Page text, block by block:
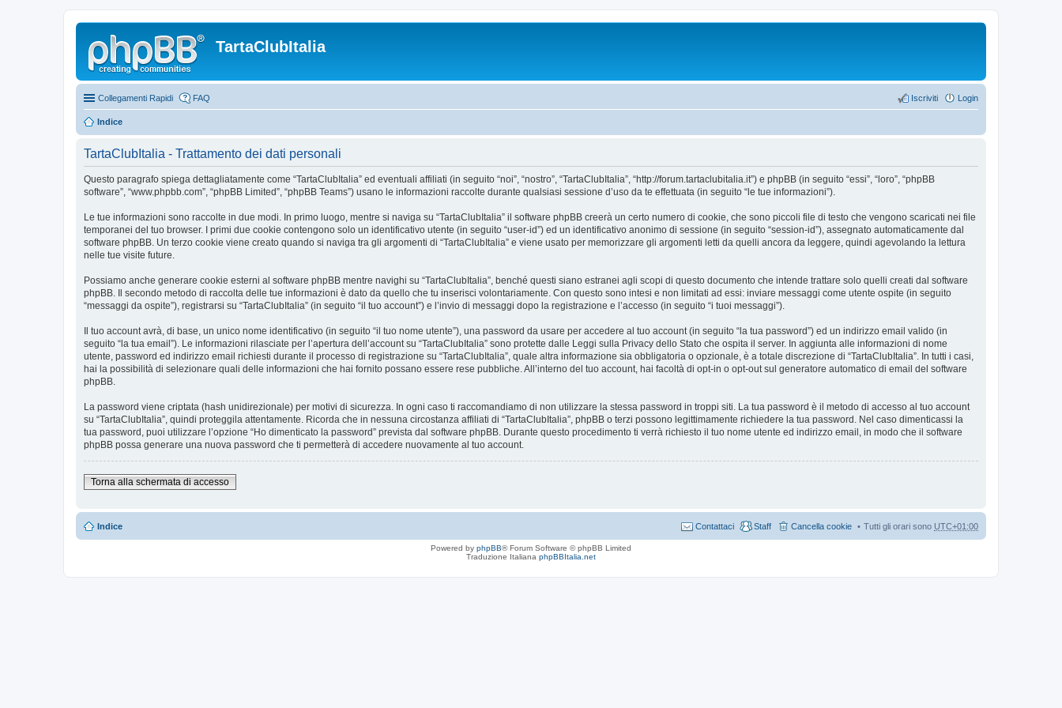
TartaClubItalia
Collegamenti Rapidi FAQ Login
Iscriviti
Indice
TartaClubItalia - Trattamento dei dati personali
Questo paragrafo spiega dettagliatamente come “TartaClubItalia” ed eventuali affiliati (in seguito “noi”, “nostro”, “TartaClubItalia”, “http://forum.tartaclubitalia.it”) e phpBB (in seguito “essi”, “loro”, “phpBB
software”, “www.phpbb.com”, “phpBB Limited”, “phpBB Teams”) usano le informazioni raccolte durante qualsiasi sessione d’uso da te effettuata (in seguito “le tue informazioni”).
Le tue informazioni sono raccolte in due modi. In primo luogo, mentre si naviga su “TartaClubItalia” il software phpBB creerà un certo numero di cookie, che sono piccoli file di testo che vengono scaricati nei file
temporanei del tuo browser. I primi due cookie contengono solo un identificativo utente (in seguito “user-id”) ed un identificativo anonimo di sessione (in seguito “session-id”), assegnato automaticamente dal
software phpBB. Un terzo cookie viene creato quando si naviga tra gli argomenti di “TartaClubItalia” e viene usato per memorizzare gli argomenti letti da quelli ancora da leggere, quindi agevolando la lettura
nelle tue visite future.
Possiamo anche generare cookie esterni al software phpBB mentre navighi su “TartaClubItalia”, benché questi siano estranei agli scopi di questo documento che intende trattare solo quelli creati dal software
phpBB. Il secondo metodo di raccolta delle tue informazioni è dato da quello che tu inserisci volontariamente. Con questo sono intesi e non limitati ad essi: inviare messaggi come utente ospite (in seguito
“messaggi da ospite”), registrarsi su “TartaClubItalia” (in seguito “il tuo account”) e l’invio di messaggi dopo la registrazione e l’accesso (in seguito “i tuoi messaggi”).
Il tuo account avrà, di base, un unico nome identificativo (in seguito “il tuo nome utente”), una password da usare per accedere al tuo account (in seguito “la tua password”) ed un indirizzo email valido (in
seguito “la tua email”). Le informazioni rilasciate per l’apertura dell’account su “TartaClubItalia” sono protette dalle Leggi sulla Privacy dello Stato che ospita il server. In aggiunta alle informazioni di nome
utente, password ed indirizzo email richiesti durante il processo di registrazione su “TartaClubItalia”, quale altra informazione sia obbligatoria o opzionale, è a totale discrezione di “TartaClubItalia”. In tutti i casi,
hai la possibilità di selezionare quali delle informazioni che hai fornito possano essere rese pubbliche. All’interno del tuo account, hai facoltà di opt-in o opt-out sul generatore automatico di email del software
phpBB.
La password viene criptata (hash unidirezionale) per motivi di sicurezza. In ogni caso ti raccomandiamo di non utilizzare la stessa password in troppi siti. La tua password è il metodo di accesso al tuo account
su “TartaClubItalia”, quindi proteggila attentamente. Ricorda che in nessuna circostanza affiliati di “TartaClubItalia”, phpBB o terzi possono legittimamente richiedere la tua password. Nel caso dimenticassi la
tua password, puoi utilizzare l’opzione “Ho dimenticato la password” prevista dal software phpBB. Durante questo procedimento ti verrà richiesto il tuo nome utente ed indirizzo email, in modo che il software
phpBB possa generare una nuova password che ti permetterà di accedere nuovamente al tuo account.
Torna alla schermata di accesso
Indice Tutti gli orari sono UTC+01:00
Cancella cookie
Staff
Contattaci
Powered by phpBB® Forum Software © phpBB Limited
Traduzione Italiana phpBBItalia.net